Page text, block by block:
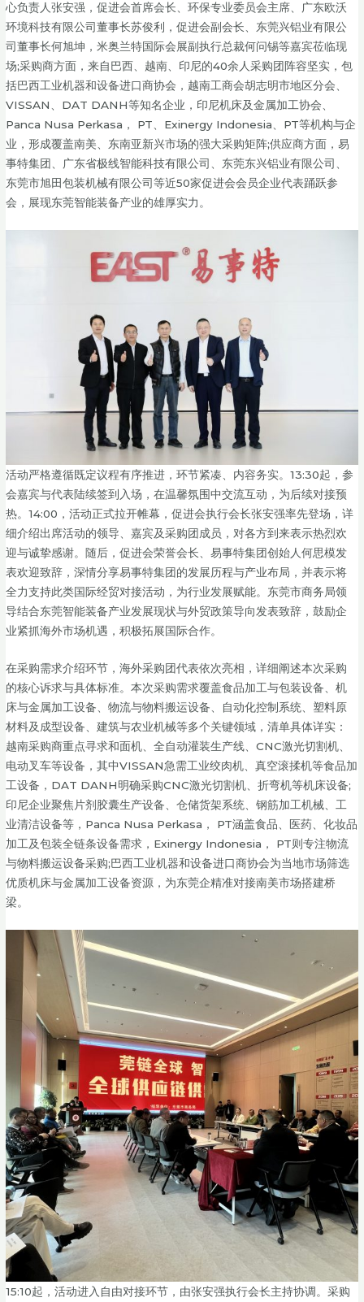
心负责人张安强，促进会首席会长、环保专业委员会主席、广东欧沃
环境科技有限公司董事长苏俊利，促进会副会长、东莞兴铝业有限公
司董事长何旭坤，米奥兰特国际会展副执行总裁何问锡等嘉宾莅临现
场;采购商方面，来自巴西、越南、印尼的40余人采购团阵容坚实，包
括巴西工业机器和设备进口商协会，越南工商会胡志明市地区分会、
VISSAN、DAT DANH等知名企业，印尼机床及金属加工协会、
Panca Nusa Perkasa， PT、Exinergy Indonesia、PT等机构与企
业，形成覆盖南美、东南亚新兴市场的强大采购矩阵;供应商方面，易
事特集团、广东省极线智能科技有限公司、东莞东兴铝业有限公司、
东莞市旭田包装机械有限公司等近50家促进会会员企业代表踊跃参
会，展现东莞智能装备产业的雄厚实力。
活动严格遵循既定议程有序推进，环节紧凑、内容务实。13:30起，参
会嘉宾与代表陆续签到入场，在温馨氛围中交流互动，为后续对接预
热。14:00，活动正式拉开帷幕，促进会执行会长张安强率先登场，详
细介绍出席活动的领导、嘉宾及采购团成员，对各方到来表示热烈欢
迎与诚挚感谢。随后，促进会荣誉会长、易事特集团创始人何思模发
表欢迎致辞，深情分享易事特集团的发展历程与产业布局，并表示将
全力支持此类国际经贸对接活动，为行业发展赋能。东莞市商务局领
导结合东莞智能装备产业发展现状与外贸政策导向发表致辞，鼓励企
业紧抓海外市场机遇，积极拓展国际合作。
在采购需求介绍环节，海外采购团代表依次亮相，详细阐述本次采购
的核心诉求与具体标准。本次采购需求覆盖食品加工与包装设备、机
床与金属加工设备、物流与物料搬运设备、自动化控制系统、塑料原
材料及成型设备、建筑与农业机械等多个关键领域，清单具体详实：
越南采购商重点寻求和面机、全自动灌装生产线、CNC激光切割机、
电动叉车等设备，其中VISSAN急需工业绞肉机、真空滚揉机等食品加
工设备，DAT DANH明确采购CNC激光切割机、折弯机等机床设备;
印尼企业聚焦片剂胶囊生产设备、仓储货架系统、钢筋加工机械、工
业清洁设备等，Panca Nusa Perkasa， PT涵盖食品、医药、化妆品
加工及包装全链条设备需求，Exinergy Indonesia， PT则专注物流
与物料搬运设备采购;巴西工业机器和设备进口商协会为当地市场筛选
优质机床与金属加工设备资源，为东莞企精准对接南美市场搭建桥
梁。
15:10起，活动进入自由对接环节，由张安强执行会长主持协调。采购